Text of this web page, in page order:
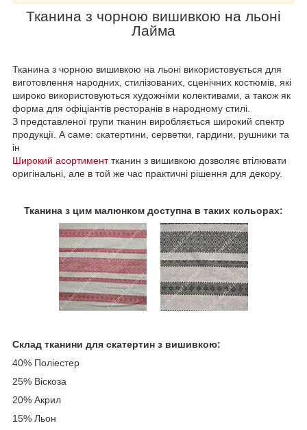
Тканина з чорною вишивкою на льоні
Лайма
Тканина з чорною вишивкою на льоні використовується для
виготовлення народних, стилізованих, сценічних костюмів, які
широко використовуються художніми колективами, а також як
форма для офіціантів ресторанів в народному стилі.
З представленої групи тканин виробляється широкий спектр
продукції. А саме: скатертини, серветки, гардини, рушники та
ін
Широкий асортименттканин з вишивкою дозволяє втілювати
оригінальні, але в той же час практичні рішення для декору.
Тканина з цим малюнком доступна в таких кольорах:
Склад тканини для скатертин з вишивкою:
40% Поліестер
25% Віскоза
20% Акрил
15% Льон